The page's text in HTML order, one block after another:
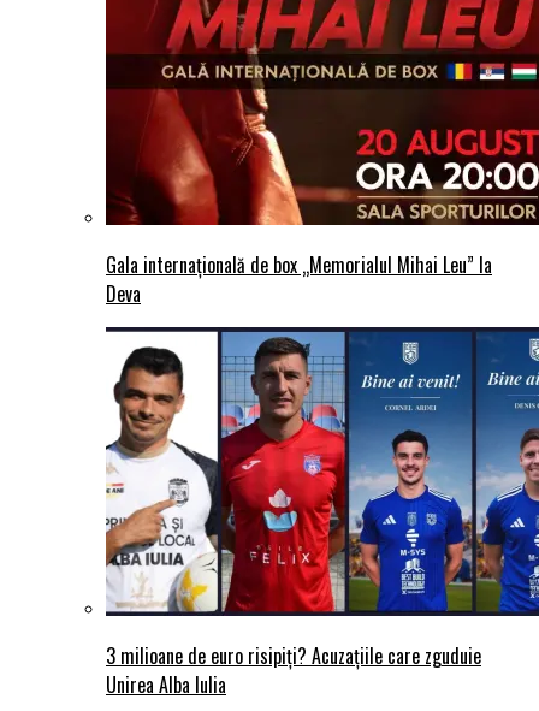
Gala internațională de box „Memorialul Mihai Leu” la
Deva
3 milioane de euro risipiți? Acuzațiile care zguduie
Unirea Alba Iulia